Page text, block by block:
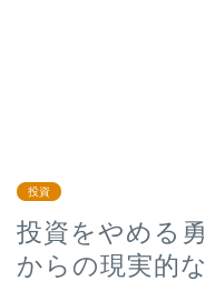
投資
投資をやめる
からの現実的